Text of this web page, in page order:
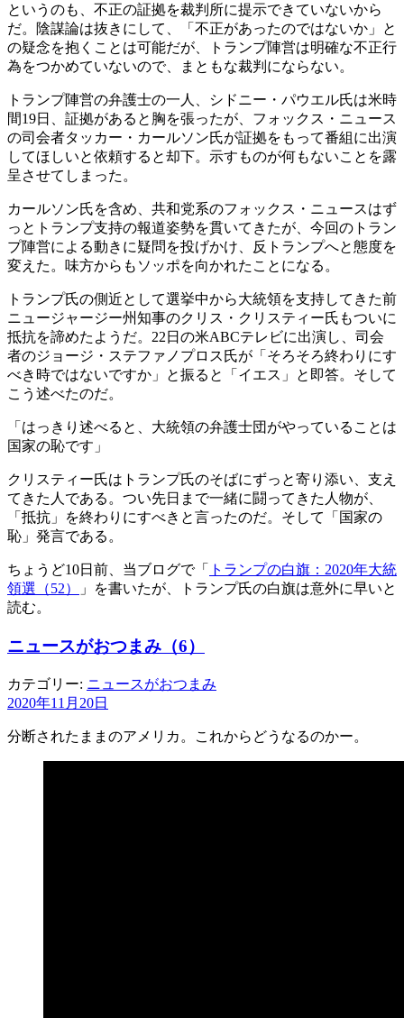
というのも、不正の証拠を裁判所に提示できていないから
だ。陰謀論は抜きにして、「不正があったのではないか」と
の疑念を抱くことは可能だが、トランプ陣営は明確な不正行
為をつかめていないので、まともな裁判にならない。
トランプ陣営の弁護士の一人、シドニー・パウエル氏は米時
間19日、証拠があると胸を張ったが、フォックス・ニュース
の司会者タッカー・カールソン氏が証拠をもって番組に出演
してほしいと依頼すると却下。示すものが何もないことを露
呈させてしまった。
カールソン氏を含め、共和党系のフォックス・ニュースはず
っとトランプ支持の報道姿勢を貫いてきたが、今回のトラン
プ陣営による動きに疑問を投げかけ、反トランプへと態度を
変えた。味方からもソッポを向かれたことになる。
トランプ氏の側近として選挙中から大統領を支持してきた前
ニュージャージー州知事のクリス・クリスティー氏もついに
抵抗を諦めたようだ。22日の米ABCテレビに出演し、司会
者のジョージ・ステファノプロス氏が「そろそろ終わりにす
べき時ではないですか」と振ると「イエス」と即答。そして
こう述べたのだ。
「はっきり述べると、大統領の弁護士団がやっていることは
国家の恥です」
クリスティー氏はトランプ氏のそばにずっと寄り添い、支え
てきた人である。つい先日まで一緒に闘ってきた人物が、
「抵抗」を終わりにすべきと言ったのだ。そして「国家の
恥」発言である。
ちょうど10日前、当ブログで「
トランプの白旗：2020年大統
領選（52）
」を書いたが、トランプ氏の白旗は意外に早いと
読む。
ニュースがおつまみ（6）
カテゴリー: ニュースがおつまみ
2020年11月20日
分断されたままのアメリカ。これからどうなるのかー。